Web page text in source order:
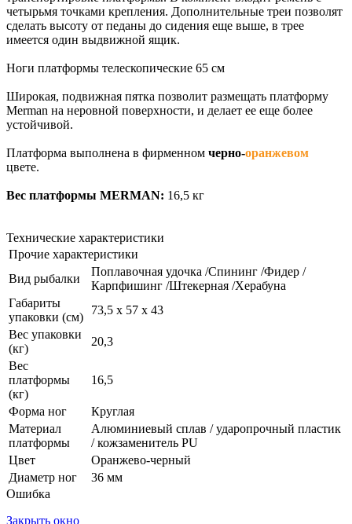
четырьмя точками крепления. Дополнительные треи позволят
сделать высоту от педаны до сидения еще выше, в трее
имеется один выдвижной ящик.
Ноги платформы телескопические 65 см
Широкая, подвижная пятка позволит размещать платформу
Merman на неровной поверхности, и делает ее еще более
устойчивой.
Платформа выполнена в фирменном черно-оранжевом
цвете.
Вес платформы MERMAN: 16,5 кг
Технические характеристики
Прочие характеристики
Вид рыбалки
Поплавочная удочка /Спининг /Фидер /
Карпфишинг /Штекерная /Херабуна
Габариты
упаковки (см)
73,5 х 57 х 43
Вес упаковки
(кг)
20,3
Вес
платформы
(кг)
16,5
Форма ног
Круглая
Материал
платформы
Алюминиевый сплав / ударопрочный пластик
/ кожзаменитель PU
Цвет
Оранжево-черный
Диаметр ног
36 мм
Ошибка
Закрыть окно